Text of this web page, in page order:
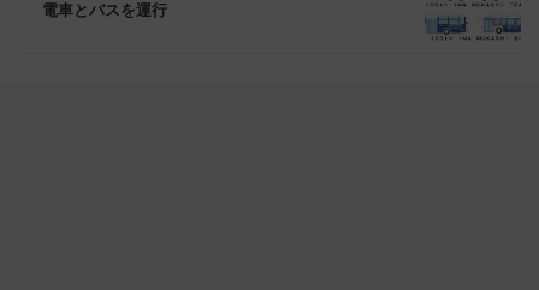
電車とバスを運行